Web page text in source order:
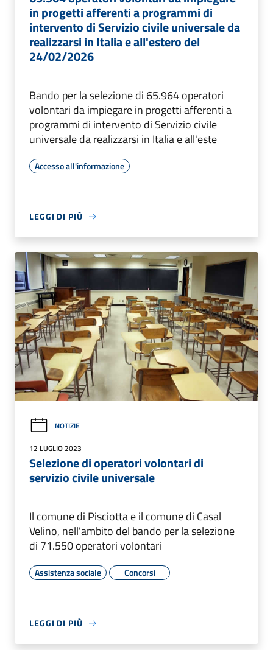
in progetti afferenti a programmi di
intervento di Servizio civile universale da
realizzarsi in Italia e all'estero del
24/02/2026
Bando per la selezione di 65.964 operatori
volontari da impiegare in progetti afferenti a
programmi di intervento di Servizio civile
universale da realizzarsi in Italia e all'este
Accesso all'informazione
LEGGI DI PIÙ
NOTIZIE
12 LUGLIO 2023
Selezione di operatori volontari di
servizio civile universale
Il comune di Pisciotta e il comune di Casal
Velino, nell'ambito del bando per la selezione
di 71.550 operatori volontari
Assistenza sociale Concorsi
LEGGI DI PIÙ